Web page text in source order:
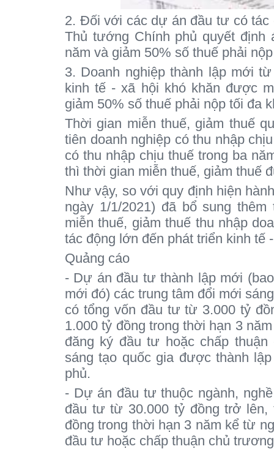
2. Đối với các dự án đầu tư có tác
Thủ tướng Chính phủ quyết định
năm và giảm 50% số thuế phải
3. Doanh nghiệp thành lập mới
kinh tế - xã hội khó khăn được
giảm 50% số thuế phải nộp tối đa
Thời gian miễn thuế, giảm thuế
tiên doanh nghiệp có thu nhập
có thu nhập chịu thuế trong ba
thì thời gian miễn thuế, giảm thuế
Như vậy, so với quy định hiện
ngày 1/1/2021) đã bổ sung
miễn thuế, giảm thuế thu nhập
tác động lớn đến phát triển kinh tế
Quảng cáo
- Dự án đầu tư thành lập mới
mới đó) các trung tâm đổi mới
có tổng vốn đầu tư từ 3.000 tỷ
1.000 tỷ đồng trong thời hạn 3
đăng ký đầu tư hoặc chấp
sáng tạo quốc gia được thành
phủ.
- Dự án đầu tư thuộc ngành,
đầu tư từ 30.000 tỷ đồng trở
đồng trong thời hạn 3 năm kể từ
đầu tư hoặc chấp thuận chủ